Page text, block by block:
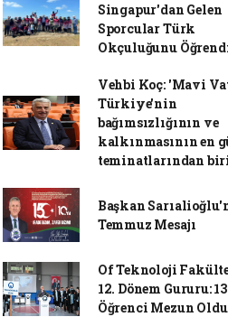
Singapur'dan Gelen
Sporcular Türk
Okçuluğunu
Vehbi Koç: 'Mavi
Türkiye'nin
bağımsızlığının ve
kalkınmasının en
teminatlarından
Başkan
Temmuz Mesajı
Of Teknoloji
12. Dönem Gururu:
Öğrenci Mezun Oldu